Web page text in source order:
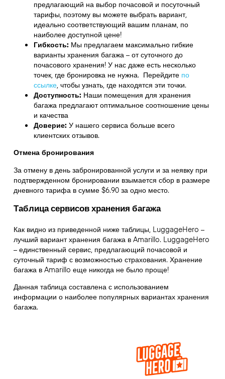
предлагающий на выбор почасовой и посуточный
тарифы, поэтому вы можете выбрать вариант,
идеально соответствующий вашим планам, по
наиболее доступной цене!
Гибкость: Мы предлагаем максимально гибкие
варианты хранения багажа – от суточного до
почасового хранения! У нас даже есть несколько
точек, где бронировка не нужна. Перейдите по
ссылке,чтобы узнать, где находятся эти точки.
Доступность: Наши помещения для хранения
багажа предлагают оптимальное соотношение цены
и качества
Доверие: У нашего сервиса больше всего
клиентских отзывов.
Отмена бронирования
За отмену в день забронированной услуги и за неявку при
подтвержденном бронировании взымается сбор в размере
дневного тарифа в сумме $6.90 за одно место.
Таблица сервисов хранения багажа
Как видно из приведенной ниже таблицы, LuggageHero –
лучший вариант хранения багажа в Amarillo. LuggageHero
– единственный сервис, предлагающий почасовой и
суточный тариф с возможностью страхования. Хранение
багажа в Amarillo еще никогда не было проще!
Данная таблица составлена с использованием
информации о наиболее популярных вариантах хранения
багажа.